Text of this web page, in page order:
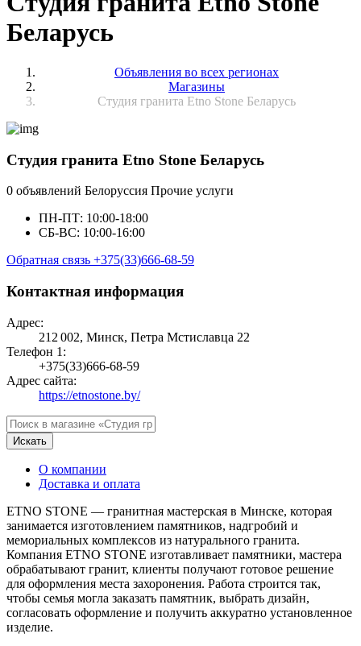
Беларусь
Объявления во всех регионах
Магазины
Студия гранита Etno Stone Беларусь
Студия гранита Etno Stone Беларусь
0 объявлений Белоруссия Прочие услуги
ПН-ПТ: 10:00-18:00
СБ-ВС: 10:00-16:00
Обратная связь +375(33)666-68-59
Контактная информация
Адрес:
212 002, Минск, Петра Мстиславца 22
Телефон 1:
+375(33)666-68-59
Адрес сайта:
https://etnostone.by/
Искать
О компании
Доставка и оплата
ETNO STONE — гранитная мастерская в Минске, которая
занимается изготовлением памятников, надгробий и
мемориальных комплексов из натурального гранита.
Компания ETNO STONE изготавливает памятники, мастера
обрабатывают гранит, клиенты получают готовое решение
для оформления места захоронения. Работа строится так,
чтобы семья могла заказать памятник, выбрать дизайн,
согласовать оформление и получить аккуратно установленное
изделие.